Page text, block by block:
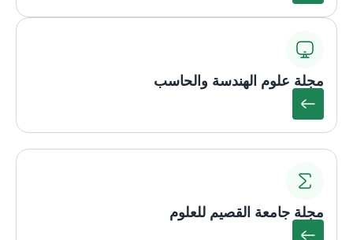
مجلة علوم الهندسة والحاسب
مجلة جامعة القصيم للعلوم